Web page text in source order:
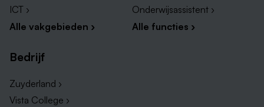
ICT ›
Alle vakgebieden ›
Onderwijsassistent ›
Alle functies ›
Bedrijf
Zuyderland ›
Vista College ›